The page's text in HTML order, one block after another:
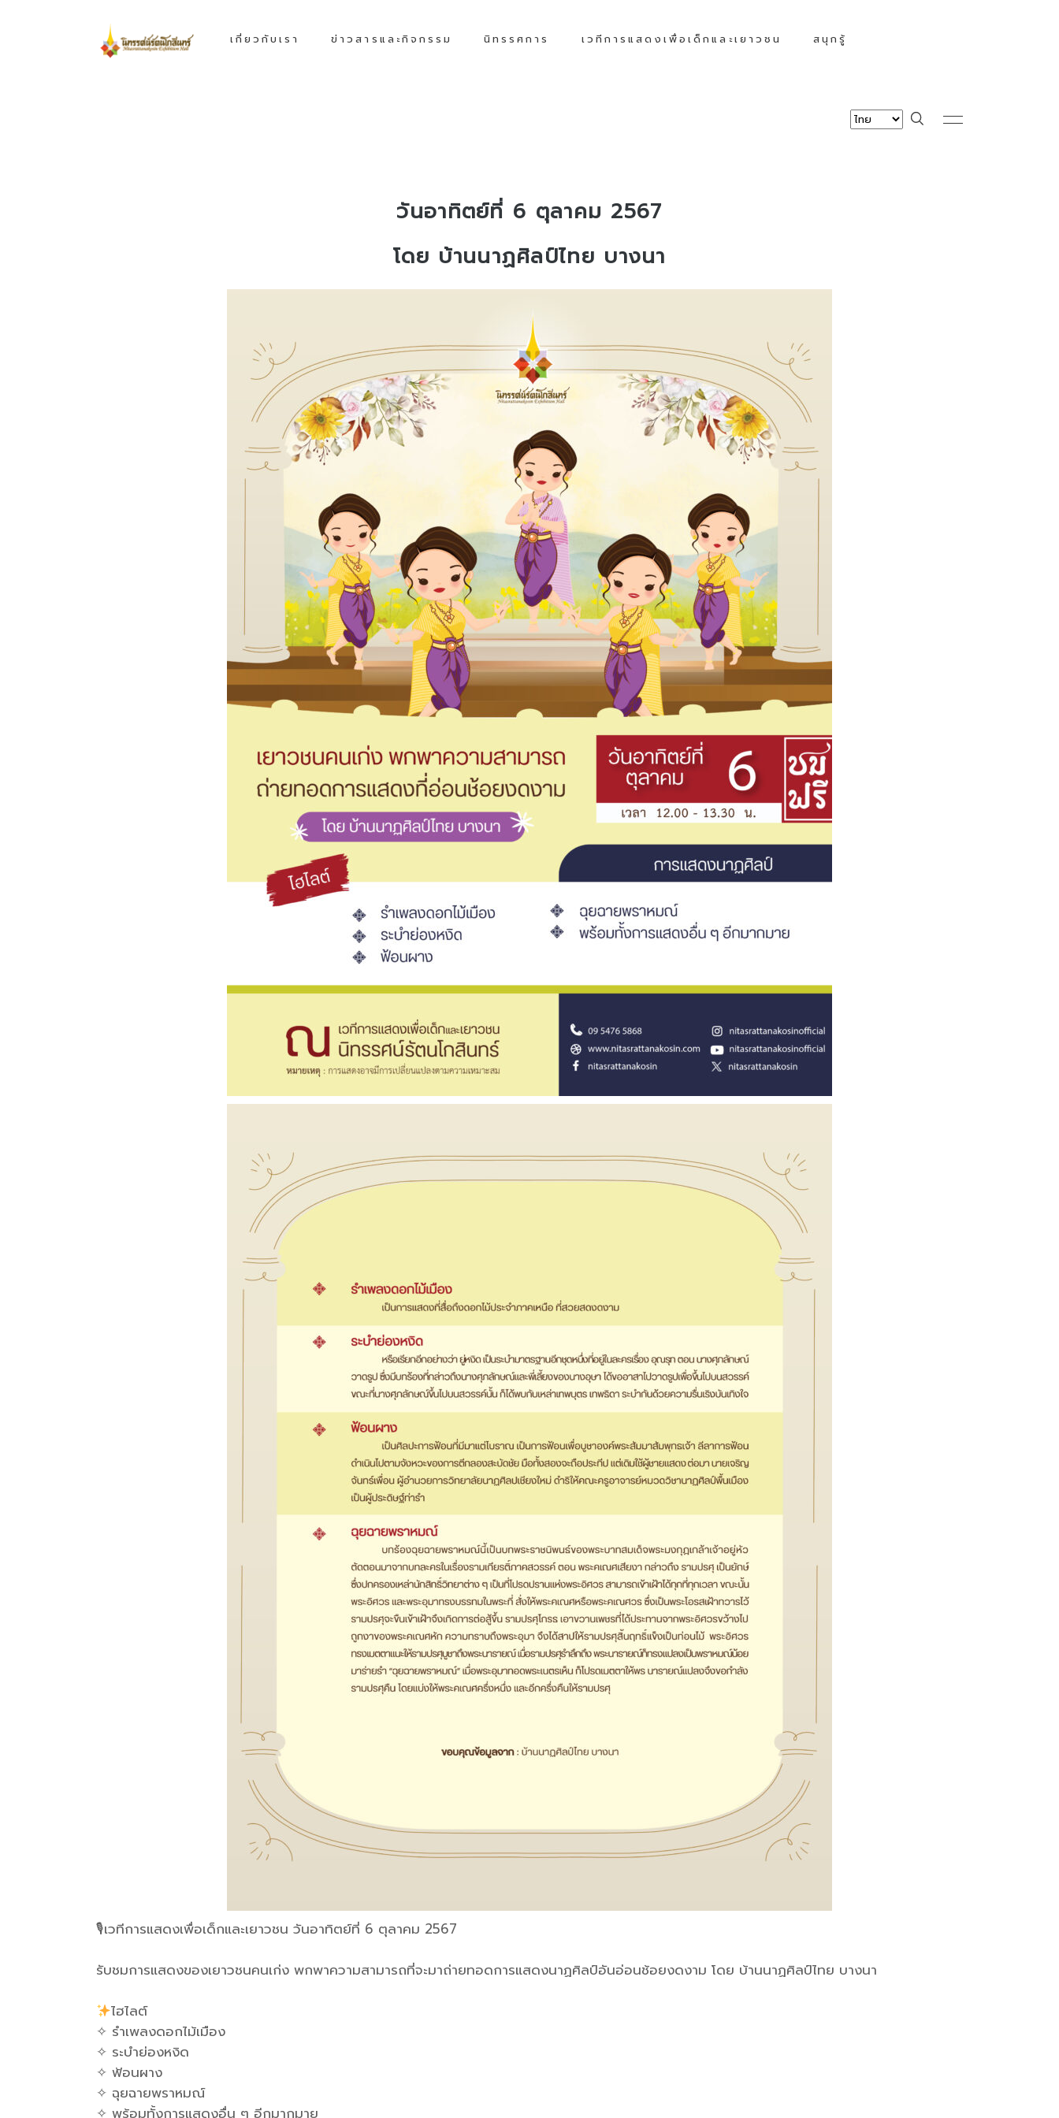
เกี่ยวกับเรา ข่าวสารและกิจกรรม นิทรรศการ เวทีการแสดงเพื่อเด็กและเยาวชน สนุกรู้
วันอาทิตย์ที่ 6 ตุลาคม 2567
โดย บ้านนาฏศิลป์ไทย บางนา
🎙เวทีการแสดงเพื่อเด็กและเยาวชน วันอาทิตย์ที่ 6 ตุลาคม 2567
รับชมการแสดงของเยาวชนคนเก่ง พกพาความสามารถที่จะมาถ่ายทอดการแสดงนาฏศิลป์อันอ่อนช้อยงดงาม โดย บ้านนาฏศิลป์ไทย บางนา
ไฮไลต์
✧ รำเพลงดอกไม้เมือง
✧ ระบำย่องหงิด
✧ ฟ้อนผาง
✧ ฉุยฉายพราหมณ์
✧ พร้อมทั้งการแสดงอื่น ๆ อีกมากมาย